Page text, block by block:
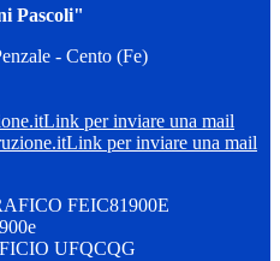
Pascoli"
- Cento (Fe)
Link per inviare una mail
Link per inviare una mail
FEIC81900E
UFQCQG